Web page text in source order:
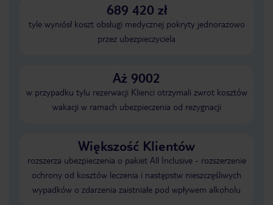
689 420 zł
tyle wyniósł koszt obsługi medycznej pokryty jednorazowo
przez ubezpieczyciela
Aż 9002
w przypadku tylu rezerwacji Klienci otrzymali zwrot kosztów
wakacji w ramach ubezpieczenia od rezygnacji
Większość Klientów
rozszerza ubezpieczenia o pakiet All Inclusive - rozszerzenie
ochrony od kosztów leczenia i następstw nieszczęśliwych
wypadków o zdarzenia zaistniałe pod wpływem alkoholu